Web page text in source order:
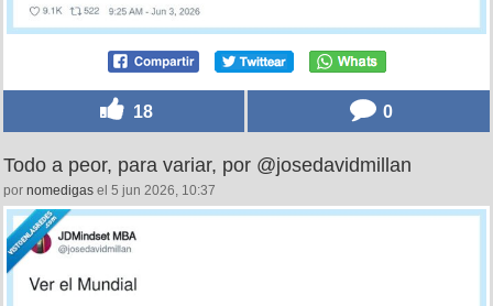
18 0
Todo a peor, para variar, por @josedavidmillan
por nomedigas el 5 jun 2026, 10:37